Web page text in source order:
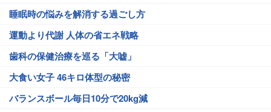
睡眠時の悩みを解消する過ごし方
運動より代謝 人体の省エネ戦略
歯科の保健治療を巡る「大嘘」
大食い女子 46キロ体型の秘密
バランスボール毎日10分で20kg減